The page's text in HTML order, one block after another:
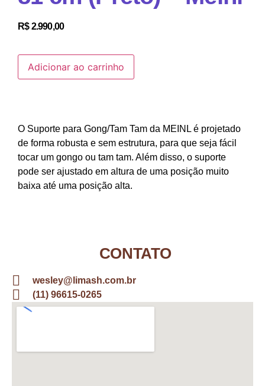
R$2.990,00
Adicionar ao carrinho
O Suporte para Gong/Tam Tam da MEINL é projetado
de forma robusta e sem estrutura, para que seja fácil
tocar um gongo ou tam tam. Além disso, o suporte
pode ser ajustado em altura de uma posição muito
baixa até uma posição alta.
CONTATO
wesley@limash.com.br
(11) 96615-0265